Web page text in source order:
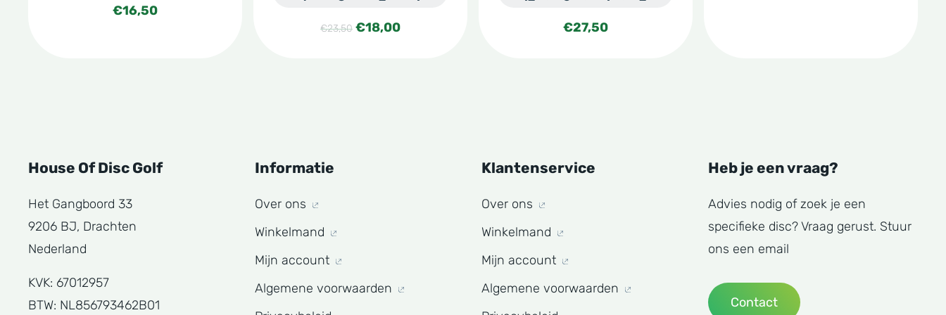
€16,50
€23,50 Oorspronkelijke
€18,00Huidige
€27,50
House Of Disc Golf
Het Gangboord 33
9206 BJ, Drachten
Nederland
KVK: 67012957
BTW: NL856793462B01
Informatie
Over ons
Winkelmand
Mijn account
Algemene voorwaarden
Klantenservice
Over ons
Winkelmand
Mijn account
Algemene voorwaarden
Heb je een vraag?
Advies nodig of zoek je een
specifieke disc? Vraag gerust. Stuur
ons een email
Contact